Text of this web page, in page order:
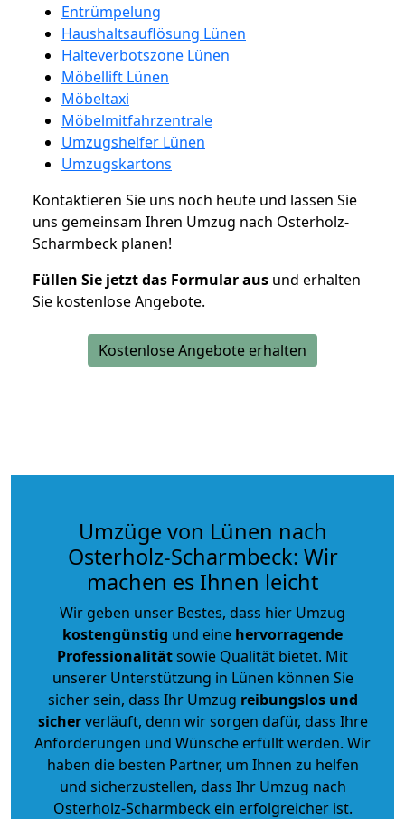
Entrümpelung
Haushaltsauflösung Lünen
Halteverbotszone Lünen
Möbellift Lünen
Möbeltaxi
Möbelmitfahrzentrale
Umzugshelfer Lünen
Umzugskartons
Kontaktieren Sie uns noch heute und lassen Sie
uns gemeinsam Ihren Umzug nach Osterholz-
Scharmbeck planen!
Füllen Sie jetzt das Formular aus und erhalten
Sie kostenlose Angebote.
Kostenlose Angebote erhalten
Umzüge von Lünen nach
Osterholz-Scharmbeck: Wir
machen es Ihnen leicht
Wir geben unser Bestes, dass hier Umzug
kostengünstig und eine hervorragende
Professionalitätsowie Qualität bietet. Mit
unserer Unterstützung in Lünen können Sie
sicher sein, dass Ihr Umzug reibungslos und
sicherverläuft, denn wir sorgen dafür, dass Ihre
Anforderungen und Wünsche erfüllt werden. Wir
haben die besten Partner, um Ihnen zu helfen
und sicherzustellen, dass Ihr Umzug nach
Osterholz-Scharmbeck ein erfolgreicher ist.